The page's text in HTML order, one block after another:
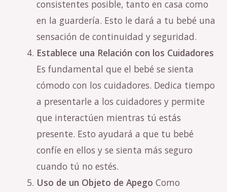
consistentes posible, tanto en casa como
en la guardería. Esto le dará a tu bebé una
sensación de continuidad y seguridad.
Establece una Relación con los Cuidadores
Es fundamental que el bebé se sienta
cómodo con los cuidadores. Dedica tiempo
a presentarle a los cuidadores y permite
que interactúen mientras tú estás
presente. Esto ayudará a que tu bebé
confíe en ellos y se sienta más seguro
cuando tú no estés.
Uso de un Objeto de Apego Como